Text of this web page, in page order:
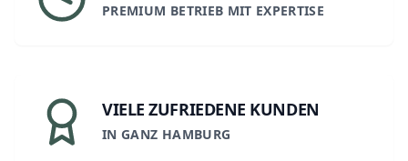
PREMIUM BETRIEB MIT EXPERTISE
VIELE ZUFRIEDENE KUNDEN
IN GANZ HAMBURG